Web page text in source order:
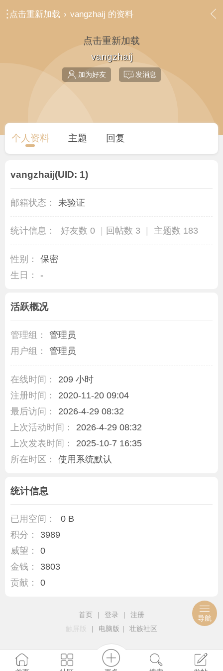
点击重新加载 › vangzhaij 的资料
点击重新加载
vangzhaij
加为好友 发消息
个人资料 主题 回复
vangzhaij(UID: 1)
邮箱状态： 未验证
统计信息： 好友数 0 回帖数 3 主题数 183
性别：
保密
生日：
-
活跃概况
管理组：
管理员
用户组：
管理员
在线时间：
209 小时
注册时间：
2020-11-20 09:04
最后访问：
2026-4-29 08:32
上次活动时间：
2026-4-29 08:32
上次发表时间：
2025-10-7 16:35
所在时区：
使用系统默认
统计信息
已用空间：
0 B
积分：
3989
威望：
0
金钱：
3803
贡献：
0
首页 | 登录 |
注册
触屏版
| 电脑版 | 壮族社区
导航